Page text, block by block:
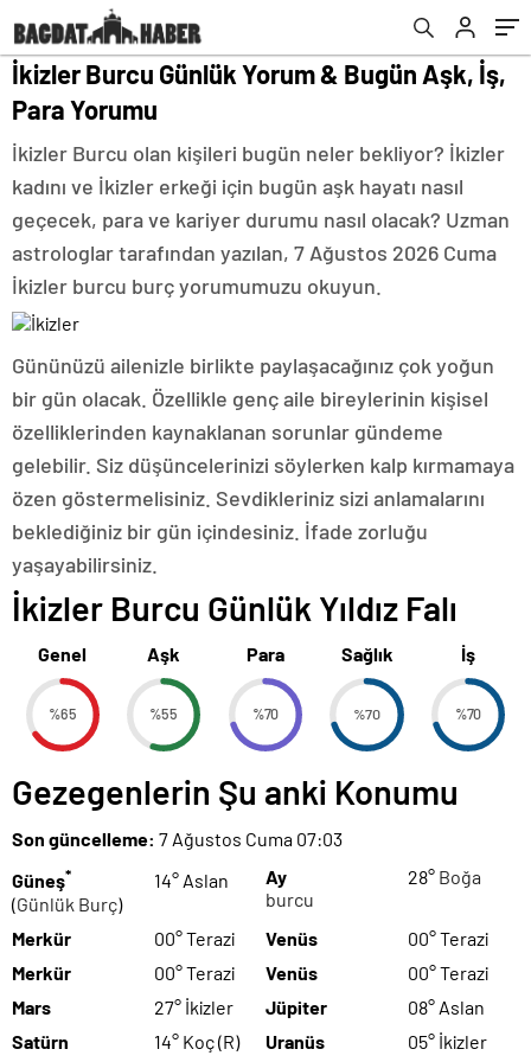
İkizler Burcu Günlük Yorum & Bugün Aşk, İş,
Para Yorumu
İkizler Burcu olan kişileri bugün neler bekliyor? İkizler
kadını ve İkizler erkeği için bugün aşk hayatı nasıl
geçecek, para ve kariyer durumu nasıl olacak? Uzman
astrologlar tarafından yazılan, 7 Ağustos 2026 Cuma
İkizler burcu burç yorumumuzu okuyun.
Gününüzü ailenizle birlikte paylaşacağınız çok yoğun
bir gün olacak. Özellikle genç aile bireylerinin kişisel
özelliklerinden kaynaklanan sorunlar gündeme
gelebilir. Siz düşüncelerinizi söylerken kalp kırmamaya
özen göstermelisiniz. Sevdikleriniz sizi anlamalarını
beklediğiniz bir gün içindesiniz. İfade zorluğu
yaşayabilirsiniz.
İkizler Burcu Günlük Yıldız Falı
Genel
%65
Aşk
%55
Para
%70
Sağlık
%70
İş
%70
Gezegenlerin Şu anki Konumu
Son güncelleme: 7 Ağustos Cuma 07:03
Güneş*
14° Aslan
(Günlük Burç)
Ay 28° Boğa
burcu
Merkür
00° Terazi Venüs
00° Terazi
Merkür
00° Terazi Venüs
00° Terazi
Mars
27° İkizler Jüpiter
08° Aslan
Satürn
14° Koç (R) Uranüs 05° İkizler